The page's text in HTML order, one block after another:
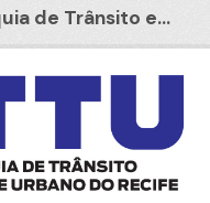
de Trânsito e...